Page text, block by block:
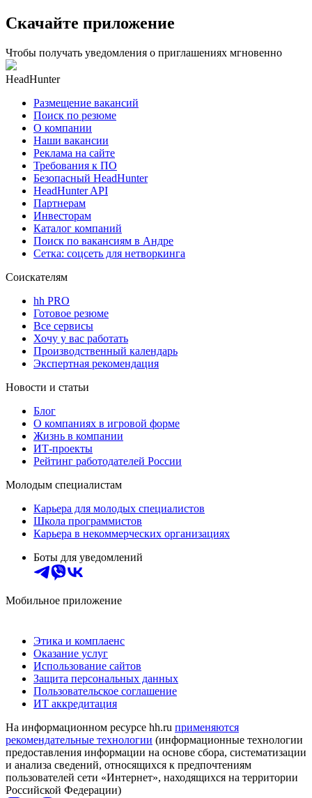
Скачайте приложение
Чтобы получать уведомления о приглашениях мгновенно
HeadHunter
Размещение вакансий
Поиск по резюме
О компании
Наши вакансии
Реклама на сайте
Требования к ПО
Безопасный HeadHunter
HeadHunter API
Партнерам
Инвесторам
Каталог компаний
Поиск по вакансиям в Андре
Сетка: соцсеть для нетворкинга
Соискателям
hh PRO
Готовое резюме
Все сервисы
Хочу у вас работать
Производственный календарь
Экспертная рекомендация
Новости и статьи
Блог
О компаниях в игровой форме
Жизнь в компании
ИТ-проекты
Рейтинг работодателей России
Молодым специалистам
Карьера для молодых специалистов
Школа программистов
Карьера в некоммерческих организациях
Боты для уведомлений
Мобильное приложение
Этика и комплаенс
Оказание услуг
Использование сайтов
Защита персональных данных
Пользовательское соглашение
ИТ аккредитация
На информационном ресурсе hh.ru применяются
рекомендательные технологии (информационные технологии
предоставления информации на основе сбора, систематизации
и анализа сведений, относящихся к предпочтениям
пользователей сети «Интернет», находящихся на территории
Российской Федерации)